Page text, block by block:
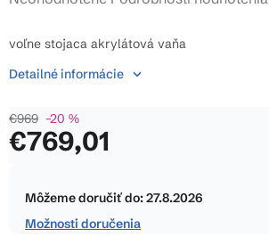
produktu
0,0
5
hviezdičiek.
€969 –20 %
€769,01
cena:
Môžeme doručiť do:27.8.2026
Možnosti doručenia
voľne stojaca akrylátová vaňa
Detailné informácie